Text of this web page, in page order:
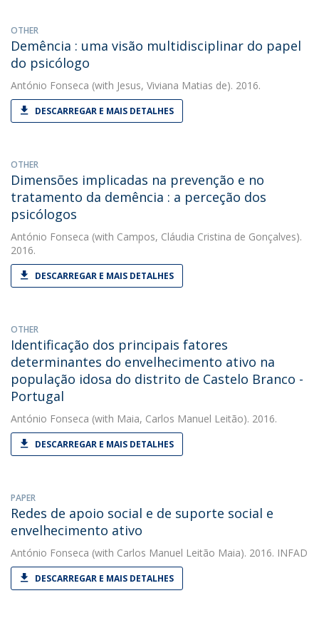
OTHER
Demência : uma visão multidisciplinar do papel
do psicólogo
António Fonseca (with Jesus, Viviana Matias de). 2016.
DESCARREGAR E MAIS DETALHES
OTHER
Dimensões implicadas na prevenção e no
tratamento da demência : a perceção dos
psicólogos
António Fonseca (with Campos, Cláudia Cristina de Gonçalves).
2016.
DESCARREGAR E MAIS DETALHES
OTHER
Identificação dos principais fatores
determinantes do envelhecimento ativo na
população idosa do distrito de Castelo Branco -
Portugal
António Fonseca (with Maia, Carlos Manuel Leitão). 2016.
DESCARREGAR E MAIS DETALHES
PAPER
Redes de apoio social e de suporte social e
envelhecimento ativo
António Fonseca (with Carlos Manuel Leitão Maia). 2016. INFAD
DESCARREGAR E MAIS DETALHES